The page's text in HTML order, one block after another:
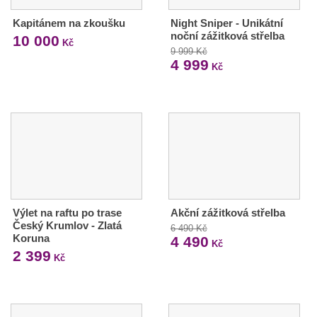
Kapitánem na zkoušku
10 000 Kč
Night Sniper - Unikátní
noční zážitková střelba
9 999 Kč
4 999 Kč
Výlet na raftu po trase
Český Krumlov - Zlatá
Koruna
2 399 Kč
Akční zážitková střelba
6 490 Kč
4 490 Kč